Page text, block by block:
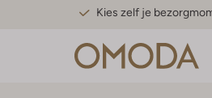
Kies zelf je